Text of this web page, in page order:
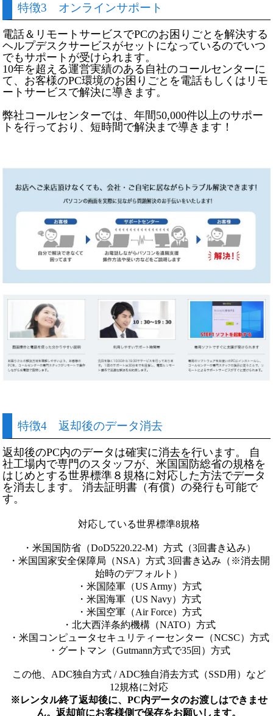
特徴3 オンラインサポート
電話＆リモートサービスでPCのお困りごとを解決する
ヘルプデスクサービスがセットになっているのでいつ
でもサポートが受けられます。
10年を超える運営実績のある自社のコールセンターに
て、お客様のPC環境のお困りごとを電話もしくはリモ
ートサービスで解決に導きます。
弊社コールセンターでは、年間50,000件以上のサポー
トを行っており、短時間で解決まで導きます！
特徴4 返却後のデータ消去
返却後のPC内のデータは確実に消去を行います。 自
社工場内で専門のスタッフが、米国国防総省の規格を
はじめとする世界標準８規格に対応した方法でデータ
を消去します。 消去証明書（有償）の発行も可能で
す。
対応している世界標準8規格
・米国国防省（DoD5220.22-M）方式（3回書き込み）
・米国国家安全保障局（NSA）方式 3回書き込み（※消去開
始時のデフォルト）
・米国陸軍（US Army）方式
・米国海軍（US Navy）方式
・米国空軍（Air Force）方式
・北大西洋条約機構（NATO）方式
・米国コンピュータセキュリティーセンター（NCSC）方式
・グートマン（Gutmann方式で35回）方式
この他、ADC独自方式 / ADC独自消去方式（SSD用）など
12規格に対応
※レンタル終了返却後に、PC内データのお渡しはできませ
ん。返却前にお客様側で保存をお願いします。